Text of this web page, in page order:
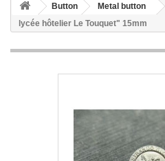
Button Metal button
lycée hôtelier Le Touquet" 15mm